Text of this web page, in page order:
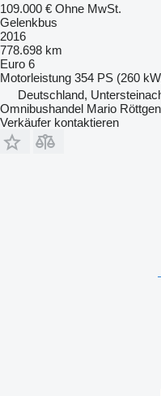
109.000 € Ohne MwSt.
Gelenkbus
2016
778.698 km
Euro 6
Motorleistung 354 PS (260
Deutschland,
Omnibushandel Mario
Verkäufer kontaktieren